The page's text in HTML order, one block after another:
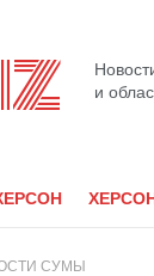
и
СУМЫ